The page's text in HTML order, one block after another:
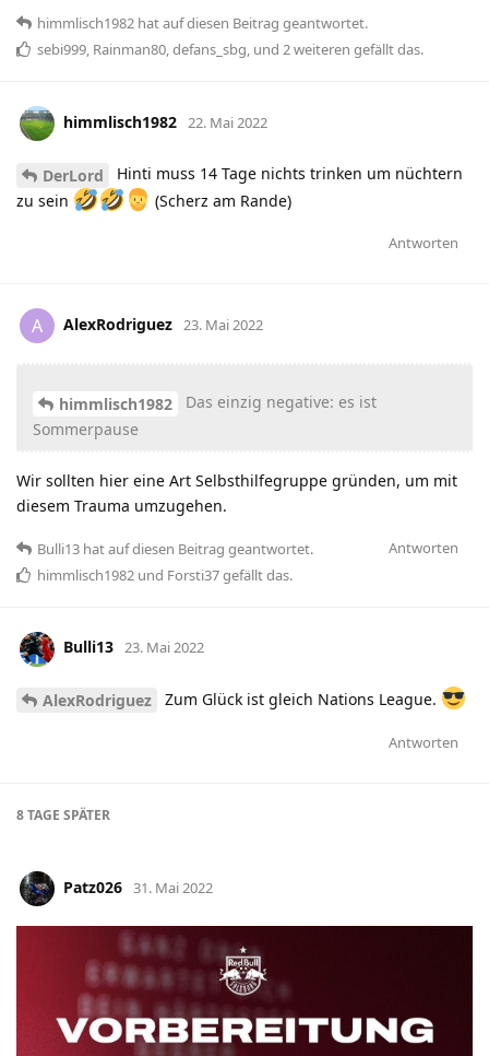
himmlisch1982 hatauf diesen Beitrag geantwortet.
sebi999, Rainman80,defans_sbg, und 2weiteren gefällt das.
himmlisch1982 22. Mai 2022
DerLord
Hinti muss 14 Tage nichts trinken um nüchtern
zu sein
(Scherz am Rande)
Antworten
A AlexRodriguez 23. Mai 2022
himmlisch1982
Das einzig negative: es ist
Sommerpause
Wir sollten hier eine Art Selbsthilfegruppe gründen, um mit
diesem Trauma umzugehen.
Antworten
Bulli13 hatauf diesen Beitrag geantwortet.
himmlisch1982 und Forsti37gefällt das.
Bulli13 23. Mai 2022
AlexRodriguez Zum Glück ist gleich Nations League.
Antworten
8 TAGE SPÄTER
Patz026 31. Mai 2022